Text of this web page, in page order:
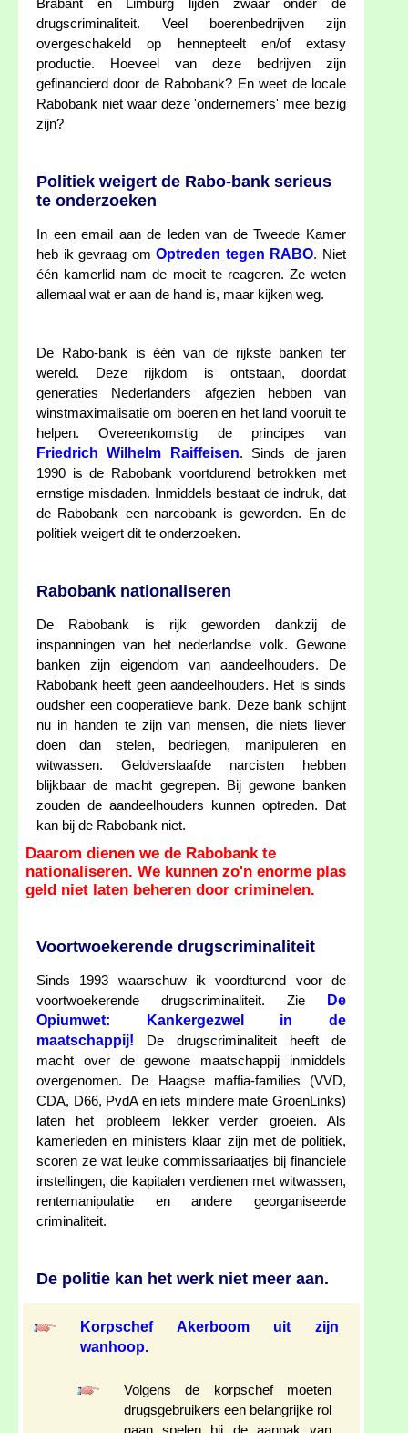
Brabant en Limburg lijden zwaar onder de
drugscriminaliteit. Veel boerenbedrijven zijn
overgeschakeld op hennepteelt en/of extasy
productie. Hoeveel van deze bedrijven zijn
gefinancierd door de Rabobank? En weet de locale
Rabobank niet waar deze 'ondernemers' mee bezig
zijn?
Politiek weigert de Rabo-bank serieus
te onderzoeken
In een email aan de leden van de Tweede Kamer
heb ik gevraag omOptreden tegen RABO. Niet
één kamerlid nam de moeit te reageren. Ze weten
allemaal wat er aan de hand is, maar kijken weg.
De Rabo-bank is één van de rijkste banken ter
wereld. Deze rijkdom is ontstaan, doordat
generaties Nederlanders afgezien hebben van
winstmaximalisatie om boeren en het land vooruit te
helpen. Overeenkomstig de principes van
Friedrich Wilhelm Raiffeisen. Sinds de jaren
1990 is de Rabobank voortdurend betrokken met
ernstige misdaden. Inmiddels bestaat de indruk, dat
de Rabobank een narcobank is geworden. En de
politiek weigert dit te onderzoeken.
Rabobank nationaliseren
De Rabobank is rijk geworden dankzij de
inspanningen van het nederlandse volk. Gewone
banken zijn eigendom van aandeelhouders. De
Rabobank heeft geen aandeelhouders. Het is sinds
oudsher een cooperatieve bank. Deze bank schijnt
nu in handen te zijn van mensen, die niets liever
doen dan stelen, bedriegen, manipuleren en
witwassen. Geldverslaafde narcisten hebben
blijkbaar de macht gegrepen. Bij gewone banken
zouden de aandeelhouders kunnen optreden. Dat
kan bij de Rabobank niet.
Daarom dienen we de Rabobank te
nationaliseren. We kunnen zo'n enorme plas
geld niet laten beheren door criminelen.
Voortwoekerende drugscriminaliteit
Sinds 1993 waarschuw ik voordturend voor de
voortwoekerende drugscriminaliteit. Zie
De
Opiumwet: Kankergezwel in de
maatschappij! De drugscriminaliteit heeft de
macht over de gewone maatschappij inmiddels
overgenomen. De Haagse maffia-families (VVD,
CDA, D66, PvdA en iets mindere mate GroenLinks)
laten het probleem lekker verder groeien. Als
kamerleden en ministers klaar zijn met de politiek,
scoren ze wat leuke commissariaatjes bij financiele
instellingen, die kapitalen verdienen met witwassen,
rentemanipulatie en andere georganiseerde
criminaliteit.
De politie kan het werk niet meer aan.
Korpschef Akerboom uit zijn
wanhoop.
Volgens de korpschef moeten
drugsgebruikers een belangrijke rol